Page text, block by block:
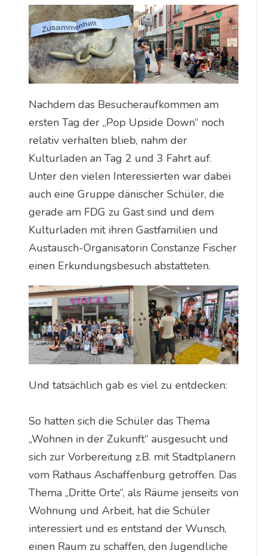
Nachdem das Besucheraufkommen am
ersten Tag der „Pop Upside Down“ noch
relativ verhalten blieb, nahm der
Kulturladen an Tag 2 und 3 Fahrt auf.
Unter den vielen Interessierten war dabei
auch eine Gruppe dänischer Schüler, die
gerade am FDG zu Gast sind und dem
Kulturladen mit ihren Gastfamilien und
Austausch-Organisatorin Constanze Fischer
einen Erkundungsbesuch abstatteten.
Und tatsächlich gab es viel zu entdecken:
So hatten sich die Schüler das Thema
„Wohnen in der Zukunft“ ausgesucht und
sich zur Vorbereitung z.B. mit Stadtplanern
vom Rathaus Aschaffenburg getroffen. Das
Thema „Dritte Orte“, als Räume jenseits von
Wohnung und Arbeit, hat die Schüler
interessiert und es entstand der Wunsch,
einen Raum zu schaffen, den Jugendliche